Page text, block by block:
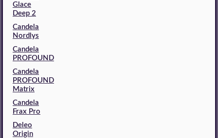
Glace
Deep 2
Candela
Nordlys
Candela
PROFOUND
Candela
PROFOUND
Matrix
Candela
Frax Pro
Deleo
Origin